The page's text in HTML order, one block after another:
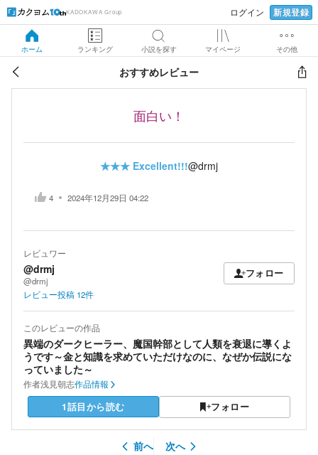
KADOKAWA Group ログイン 新規登録
ホーム ランキング 小説を探す マイページ その他
おすすめレビュー
面白い！
★★★ Excellent!!!@drmj
4 2024年12月29日 04:22
レビュワー
@drmj
@drmj
フォロー
レビュー投稿 12件
このレビューの作品
異端のダークヒーラー、魔国幹部として人類を衰退に導くよ
うです～金と知識を求めていただけなのに、なぜか伝説にな
っていました～
作者浅見朝志作品情報
1話目から読む フォロー
前へ 次へ